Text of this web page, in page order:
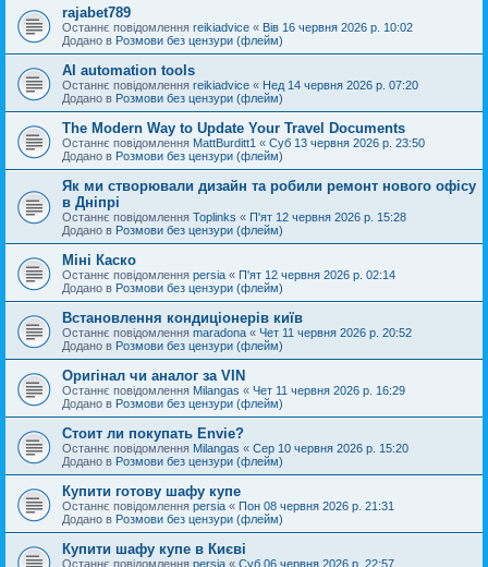
rajabet789
Останнє повідомлення reikiadvice « Вів 16 червня 2026 р. 10:02
Додано в Розмови без цензури (флейм)
AI automation tools
Останнє повідомлення reikiadvice « Нед 14 червня 2026 р. 07:20
Додано в Розмови без цензури (флейм)
The Modern Way to Update Your Travel Documents
Останнє повідомлення MattBurditt1 « Суб 13 червня 2026 р. 23:50
Додано в Розмови без цензури (флейм)
Як ми створювали дизайн та робили ремонт нового офісу
в Дніпрі
Останнє повідомлення Toplinks « П'ят 12 червня 2026 р. 15:28
Додано в Розмови без цензури (флейм)
Міні Каско
Останнє повідомлення persia « П'ят 12 червня 2026 р. 02:14
Додано в Розмови без цензури (флейм)
Встановлення кондиціонерів київ
Останнє повідомлення maradona « Чет 11 червня 2026 р. 20:52
Додано в Розмови без цензури (флейм)
Оригінал чи аналог за VIN
Останнє повідомлення Milangas « Чет 11 червня 2026 р. 16:29
Додано в Розмови без цензури (флейм)
Стоит ли покупать Envie?
Останнє повідомлення Milangas « Сер 10 червня 2026 р. 15:20
Додано в Розмови без цензури (флейм)
Купити готову шафу купе
Останнє повідомлення persia « Пон 08 червня 2026 р. 21:31
Додано в Розмови без цензури (флейм)
Купити шафу купе в Києві
Останнє повідомлення persia « Суб 06 червня 2026 р. 22:57